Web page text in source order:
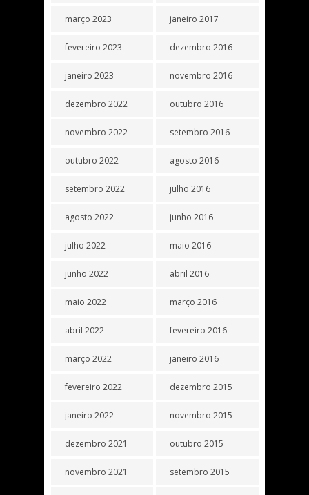
março 2023
fevereiro 2023
janeiro 2023
dezembro 2022
novembro 2022
outubro 2022
setembro 2022
agosto 2022
julho 2022
junho 2022
maio 2022
abril 2022
março 2022
fevereiro 2022
janeiro 2022
dezembro 2021
novembro 2021
janeiro 2017
dezembro 2016
novembro 2016
outubro 2016
setembro 2016
agosto 2016
julho 2016
junho 2016
maio 2016
abril 2016
março 2016
fevereiro 2016
janeiro 2016
dezembro 2015
novembro 2015
outubro 2015
setembro 2015